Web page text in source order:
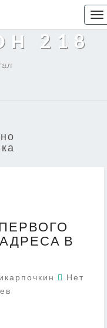
218
В
Нет